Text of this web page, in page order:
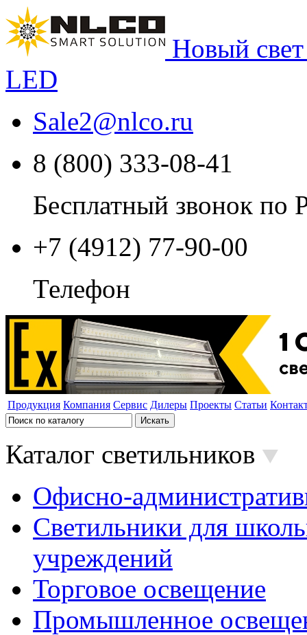
Новый
LED
Sale2@nlco.ru
8 (800) 333-08-41
Бесплатный звонок по
+7 (4912) 77-90-00
Телефон
Продукция Компания Сервис Дилеры Проекты Статьи
Каталог светильников
Офисно-
Светильники для
учреждений
Торговое освещение
Промышленное